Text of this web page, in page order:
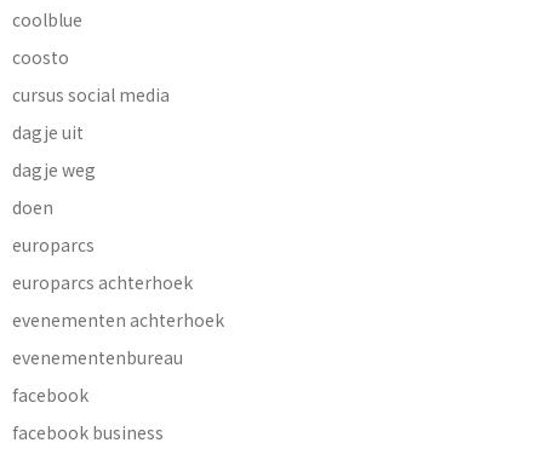
coolblue
coosto
cursus social media
dagje uit
dagje weg
doen
europarcs
europarcs achterhoek
evenementen achterhoek
evenementenbureau
facebook
facebook business